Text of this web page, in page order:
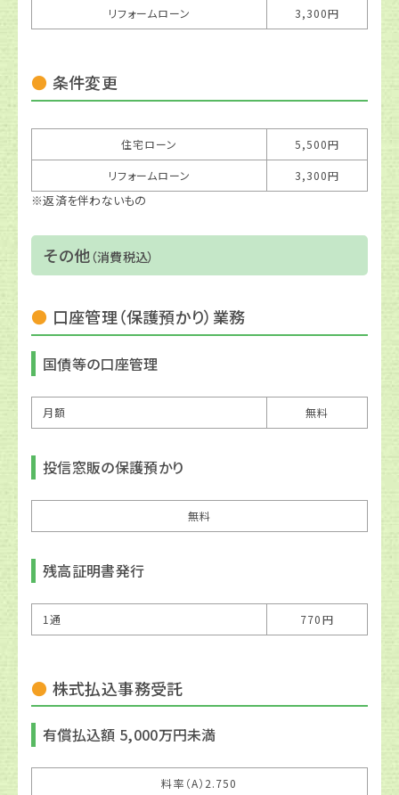
リフォームローン 3,300円
条件変更
住宅ローン 5,500円
リフォームローン 3,300円
※返済を伴わないもの
その他 （消費税込）
口座管理（保護預かり）業務
国債等の口座管理
月額 無料
投信窓販の保護預かり
無料
残高証明書発行
1通 770円
株式払込事務受託
有償払込額 5,000万円未満
料率（A）2.750